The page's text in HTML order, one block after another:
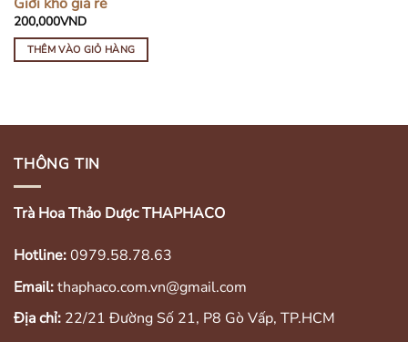
200,000VND
THÊM VÀO GIỎ HÀNG
THÔNG TIN
Trà Hoa Thảo Dược THAPHACO
Hotline:0979.58.78.63
Email:thaphaco.com.vn@gmail.com
Địa chỉ: 22/21 Đường Số 21, P8 Gò Vấp, TP.HCM